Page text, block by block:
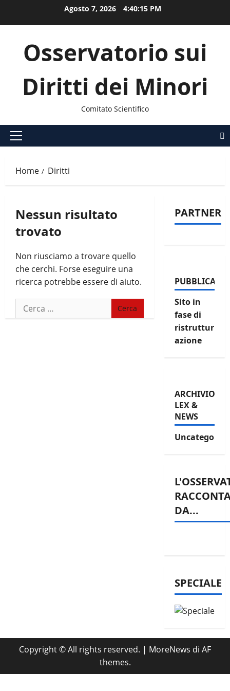
Agosto 7, 2026 4:40:15 PM
Osservatorio sui
Diritti dei Minori
Comitato Scientifico
Menu
Home Diritti
Nessun risultato
trovato
Non riusciamo a trovare quello
che cerchi. Forse eseguire una
ricerca potrebbe essere di aiuto.
Ricerca
per:
PARTNER
Sito in
fase di
ristruttur
azione
ARCHIVIO
LEX &
NEWS
DA...
SPECIALE
Copyright © All rights reserved. | MoreNews di AF
themes.